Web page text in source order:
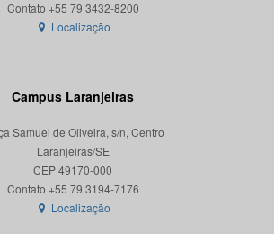
Localização
Campus Laranjeiras
Samuel de Oliveira, s/n, Centro
Laranjeiras/SE
CEP 49170-000
Localização